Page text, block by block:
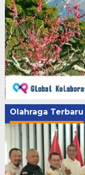
Olahraga Terbaru